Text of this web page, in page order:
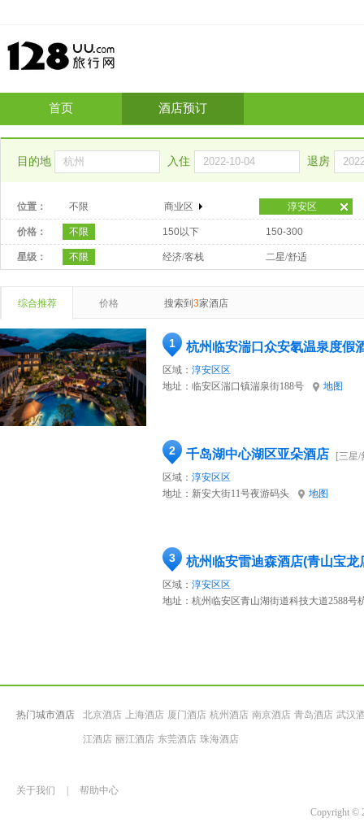
首页 酒店预订
目的地 入住 退房
位置： 不限 商业区 淳安区
价格： 不限 150以下 150-300
星级： 不限 经济/客栈 二星/舒适
综合推荐 价格 搜索到 3家酒店
1 杭州临安湍口众安氡温泉度假
区域： 淳安区区
地址： 临安区湍口镇湍泉街188号 地图
2 千岛湖中心湖区亚朵酒店
[三星/
区域： 淳安区区
地址： 新安大街11号夜游码头 地图
3 杭州临安雷迪森酒店(青山宝龙
区域： 淳安区区
地址： 杭州临安区青山湖街道科技大道2588号
热门城市酒店 北京酒店 上海酒店 厦门酒店 杭州酒店 南京酒店 青岛酒店 武汉
江酒店 丽江酒店 东莞酒店 珠海酒店
关于我们
帮助中心
Copyright ©